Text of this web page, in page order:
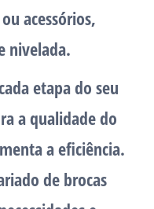
acessórios,
nivelada.
etapa do seu
a qualidade do
a eficiência.
de brocas